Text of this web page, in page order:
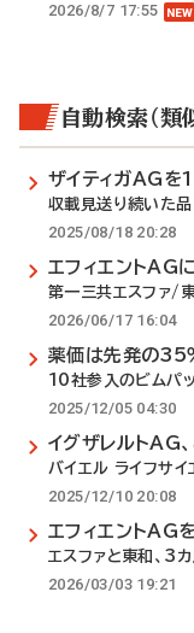
2026/8/7 17:55
自動検索（類
ザイティガAGを
収載見送り続いた品
2025/08/18 20:28
エフィエントAG
第一三共エスファ/
2026/06/17 16:04
薬価は先発の35
10社参入のビムパ
2025/12/05 04:30
イグザレルトAG
バイエル ライフサ
2025/12/10 20:08
エフィエントAG
エスファと東和、3
2026/03/03 19:21